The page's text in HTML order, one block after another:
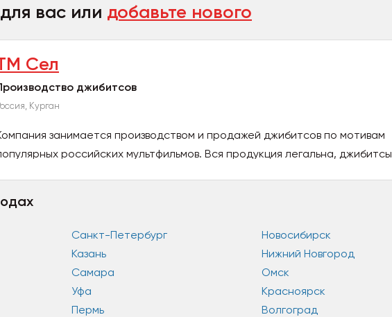
вас или добавьте нового
Сел
джибитсов
Курган
занимается производством и продажей джибитсов по мотивам
российских мультфильмов. Вся продукция легальна, джибитсы
Санкт-Петербург
Новосибирск
Казань
Нижний Новгород
Самара
Омск
Уфа
Красноярск
Пермь Волгоград